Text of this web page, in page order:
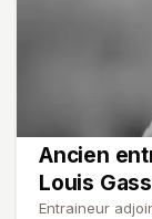
Ancien
Louis
Entraineur